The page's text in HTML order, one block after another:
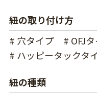
紐の取り付け方
# 穴タイプ
# OFJ
# ハッピータックタ
紐の種類